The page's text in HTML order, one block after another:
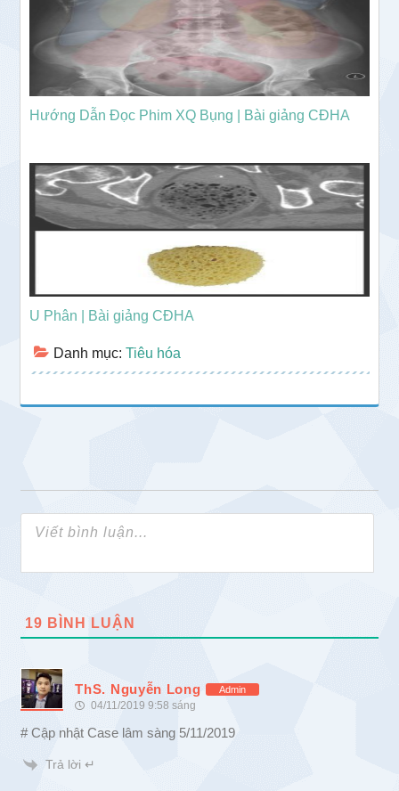
Hướng Dẫn Đọc Phim XQ Bụng | Bài giảng CĐHA
U Phân | Bài giảng CĐHA
Danh mục:Tiêu hóa
19 BÌNH LUẬN
ThS. Nguyễn Long Admin
04/11/2019 9:58 sáng
# Cập nhật Case lâm sàng 5/11/2019
Trả lời ↵